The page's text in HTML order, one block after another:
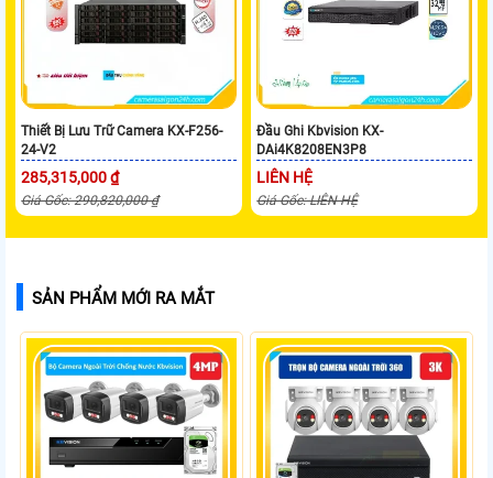
Thiết Bị Lưu Trữ Camera KX-F256-
24-V2
285,315,000 ₫
Giá Gốc: 290,820,000 ₫
Đầu Ghi Kbvision KX-
DAi4K8208EN3P8
LIÊN HỆ
Giá Gốc: LIÊN HỆ
SẢN PHẨM MỚI RA MẮT